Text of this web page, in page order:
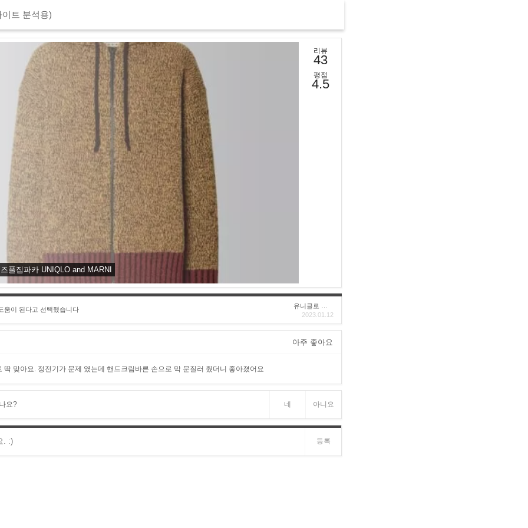
트 분석용)
풀집파카 UNIQLO and MARNI
리뷰
43
평점
4.5
움이 된다고 선택했습니다
2023.01.12
아주 좋아요
딱 맞아요. 정전기가 문제 였는데 핸드크림바른 손으로 막 문질러 줬더니 좋아졌어요
요? 네 아니요
등록